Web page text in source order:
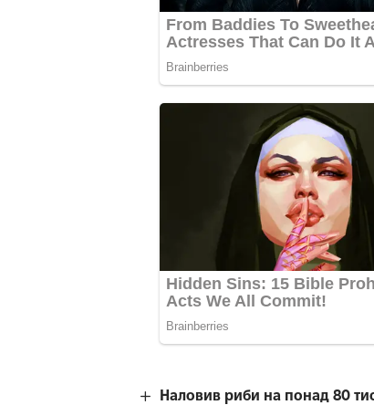
Наловив риби на понад 80